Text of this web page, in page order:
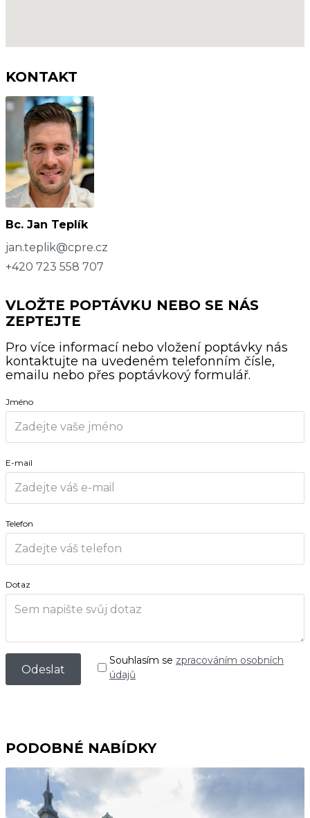
KONTAKT
Bc. Jan Teplík
jan.teplik@cpre.cz
+420 723 558 707
VLOŽTE POPTÁVKU NEBO SE NÁS
ZEPTEJTE
Pro více informací nebo vložení poptávky nás
kontaktujte na uvedeném telefonním čísle,
emailu nebo přes poptávkový formulář.
Jméno
E-mail
Telefon
Dotaz
Souhlasím se zpracováním osobních
údajů
PODOBNÉ NABÍDKY